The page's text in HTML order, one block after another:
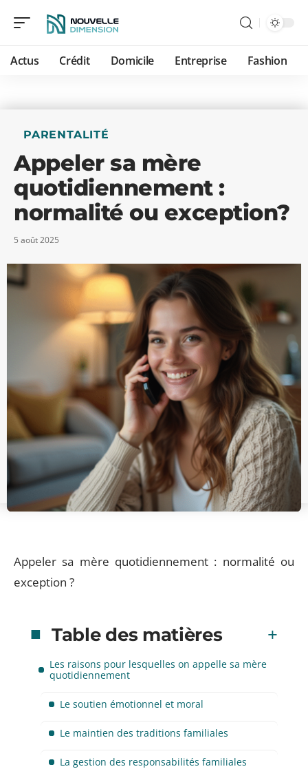
Actus Crédit Domicile Entreprise Fashion
PARENTALITÉ
Appeler sa mère
quotidiennement :
normalité ou exception?
5 août 2025
Appeler sa mère quotidiennement : normalité ou
exception ?
Table des matières
Les raisons pour lesquelles on appelle sa mère
quotidiennement
Le soutien émotionnel et moral
Le maintien des traditions familiales
La gestion des responsabilités familiales